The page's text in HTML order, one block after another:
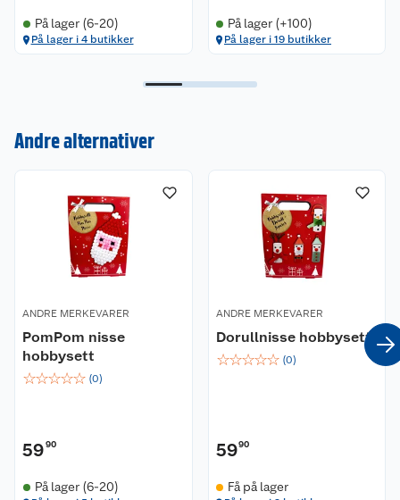
På lager (6-20)
På lager i 4 butikker
På lager (+100)
På lager i 19 butikker
Andre alternativer
ANDRE MERKEVARER
PomPom nisse
hobbysett
☆☆☆☆☆ (0)
5990
På lager (6-20)
ANDRE MERKEVARER
Dorullnisse hobbysett
☆☆☆☆☆ (0)
5990
Få på lager
Om oss
Nyheter
Våre butikker
Coop kjeder
Ledige stillinger
Kontakt oss
Angre- og returrett
Reklamasjon og garanti
Betalingsalternativer
Leveringsalternativer
Åpent kjøp